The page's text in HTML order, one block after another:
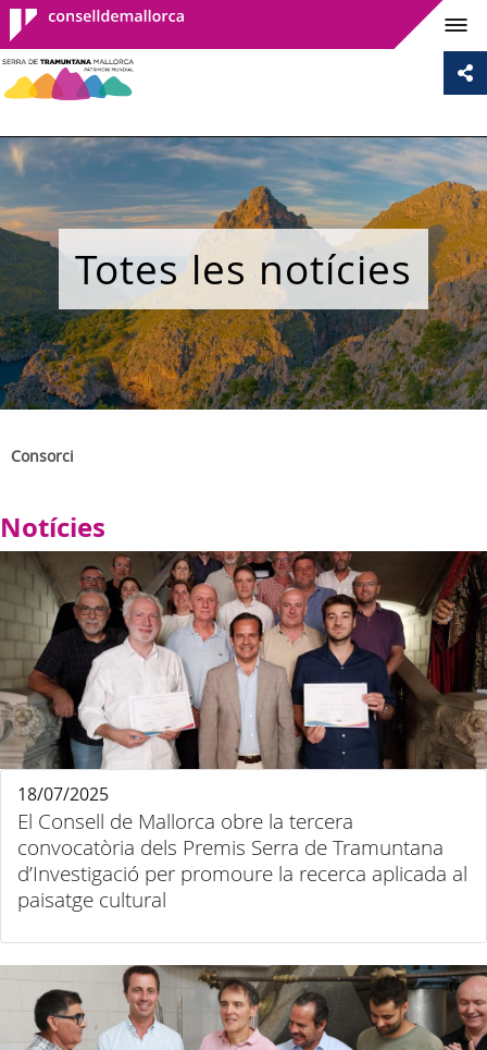
Consell de
Mallorca
Totes les notícies
Consorci
Notícies
El Consell de Mallorca obre la tercera
convocatòria dels Premis Serra de Tramuntana
d’Investigació per promoure la recerca aplicada al
paisatge cultural
18/07/2025